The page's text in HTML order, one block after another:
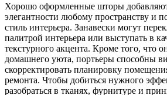
Хорошо оформленные шторы
элегантности любому пространству и
стиль интерьера. Занавески могут
палитрой интерьера или выступать в
текстурного акцента. Кроме того, что
домашнего уюта, портьеры способны
скорректировать планировку
ремонта. Чтобы добиться нужного
разобраться в тканях, фурнитуре и